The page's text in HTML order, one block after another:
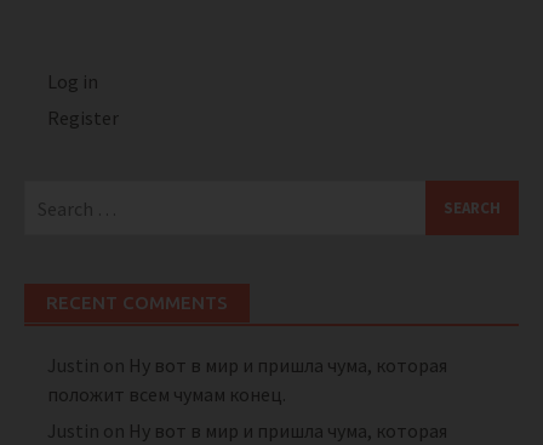
Log in
Register
RECENT COMMENTS
Justin on Ну вот в мир и пришла чума, которая
положит всем чумам конец.
Justin on Ну вот в мир и пришла чума, которая